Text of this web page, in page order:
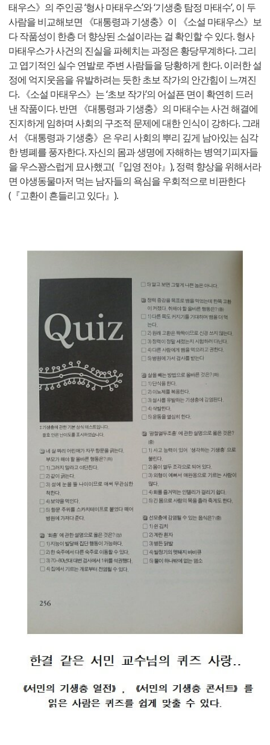
태우스》의 주인공 ‘형사 마태우스’와 ‘기생충 탐정 마태수’, 이 두
사람을 비교해보면 《대통령과 기생충》이 《소설 마태우스》보
다 작품성이 한층 더 향상된 소설이라는 걸 확인할 수 있다. 형사
마태우스가 사건의 진실을 파헤치는 과정은 황당무계하다. 그리
고 엽기적인 실수 연발로 주변 사람들을 당황하게 한다. 이러한 설
정에 억지웃음을 유발하려는 듯한 초보 작가의 안간힘이 느껴진
다. 《소설 마태우스》는 ‘초보 작가’의 어설픈 면이 확연히 드러
낸 작품이다. 반면 《대통령과 기생충》의 마태수는 사건 해결에
진지하게 임하며 사회의 구조적 문제에 대한 인식이 강하다. 그래
서 《대통령과 기생충》은 우리 사회의 뿌리 깊게 남아있는 심각
한 병폐를 풍자한다. 자신의 몸과 생명에 자해하는 병역기피자들
을 우스꽝스럽게 묘사했고(『입영 전야』), 정력 향상을 위해서라
면 야생동물마저 먹는 남자들의 욕심을 우회적으로 비판한다
(『고환이 흔들리고 있다』).